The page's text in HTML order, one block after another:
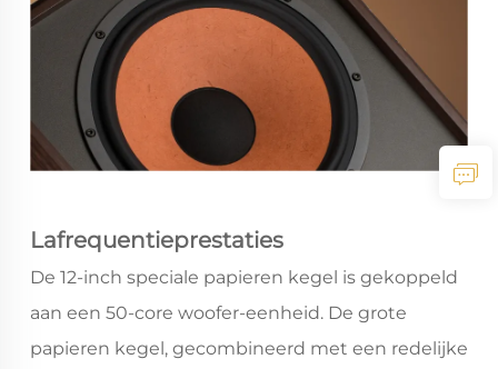
Lafrequentieprestaties
De 12-inch speciale papieren kegel is gekoppeld
aan een 50-core woofer-eenheid. De grote
papieren kegel, gecombineerd met een redelijke